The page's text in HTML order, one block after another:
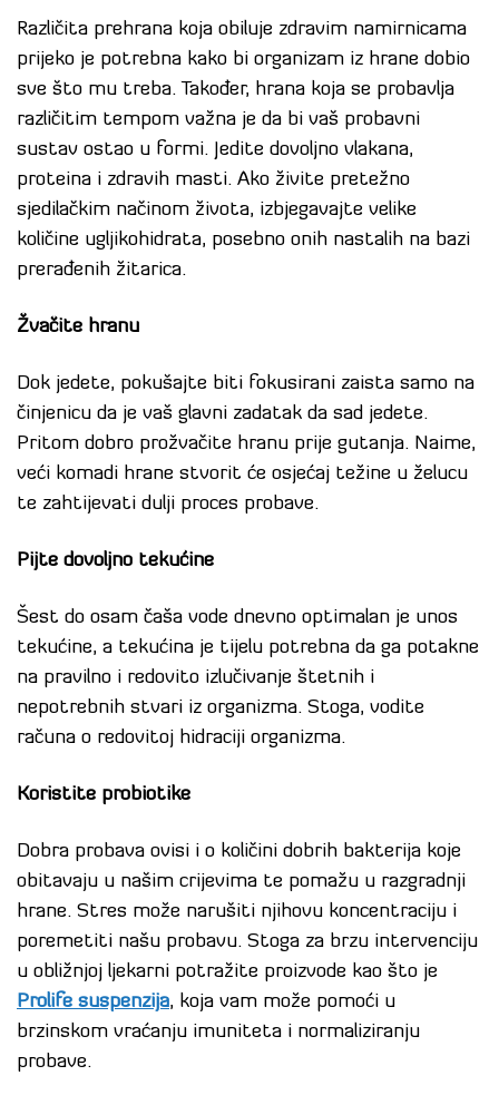
Različita prehrana koja obiluje zdravim namirnicama
prijeko je potrebna kako bi organizam iz hrane dobio
sve što mu treba. Također, hrana koja se probavlja
različitim tempom važna je da bi vaš probavni
sustav ostao u formi. Jedite dovoljno vlakana,
proteina i zdravih masti. Ako živite pretežno
sjedilačkim načinom života, izbjegavajte velike
količine ugljikohidrata, posebno onih nastalih na bazi
prerađenih žitarica.
Žvačite hranu
Dok jedete, pokušajte biti fokusirani zaista samo na
činjenicu da je vaš glavni zadatak da sad jedete.
Pritom dobro prožvačite hranu prije gutanja. Naime,
veći komadi hrane stvorit će osjećaj težine u želucu
te zahtijevati dulji proces probave.
Pijte dovoljno tekućine
Šest do osam čaša vode dnevno optimalan je unos
tekućine, a tekućina je tijelu potrebna da ga potakne
na pravilno i redovito izlučivanje štetnih i
nepotrebnih stvari iz organizma. Stoga, vodite
računa o redovitoj hidraciji organizma.
Koristite probiotike
Dobra probava ovisi i o količini dobrih bakterija koje
obitavaju u našim crijevima te pomažu u razgradnji
hrane. Stres može narušiti njihovu koncentraciju i
poremetiti našu probavu. Stoga za brzu intervenciju
u obližnjoj ljekarni potražite proizvode kao što je
Prolife suspenzija, koja vam može pomoći u
brzinskom vraćanju imuniteta i normaliziranju
probave.